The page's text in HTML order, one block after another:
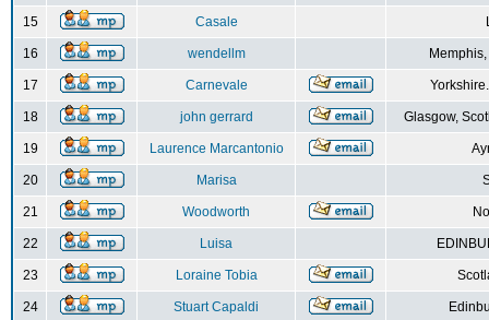
15 Casale
16 wendellm
17 Carnevale
18 john gerrard Glasgow,
19 Laurence Marcantonio
20 Marisa
21 Woodworth
22 Luisa
23 Loraine Tobia
24 Stuart Capaldi